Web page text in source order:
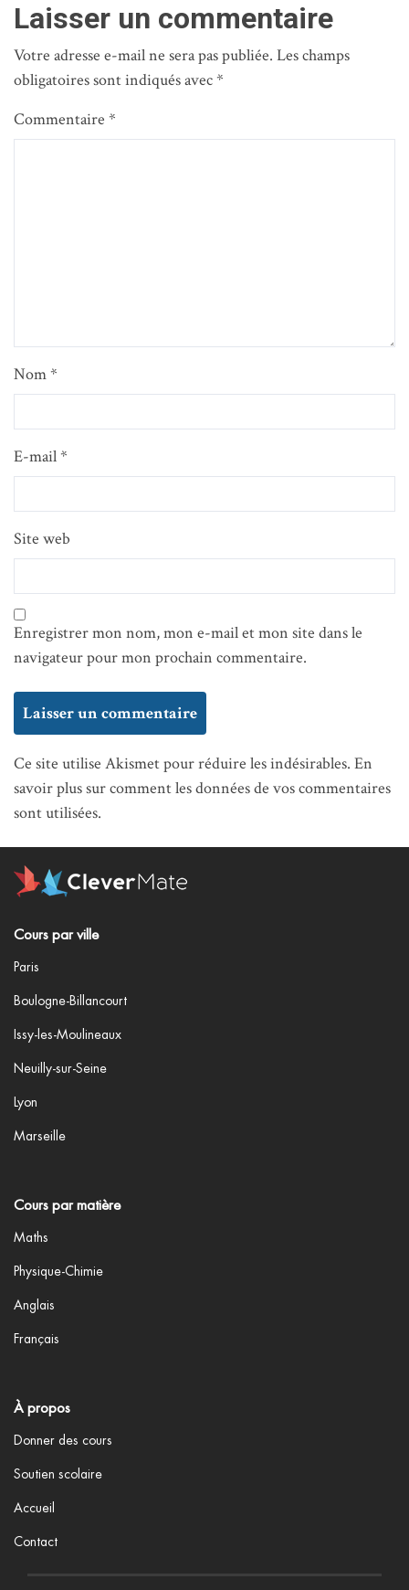
Laisser un commentaire
Votre adresse e-mail ne sera pas publiée. Les champs
obligatoires sont indiqués avec*
Commentaire *
Nom*
E-mail*
Site web
Enregistrer mon nom, mon e-mail et mon site dans le
navigateur pour mon prochain commentaire.
Ce site utilise Akismet pour réduire les indésirables. En
savoir plus sur comment les données de vos commentaires
sont utilisées.
Cours par ville
Paris
Boulogne-Billancourt
Issy-les-Moulineaux
Neuilly-sur-Seine
Lyon
Marseille
Cours par matière
Maths
Physique-Chimie
Anglais
Français
À propos
Donner des cours
Soutien scolaire
Accueil
Contact